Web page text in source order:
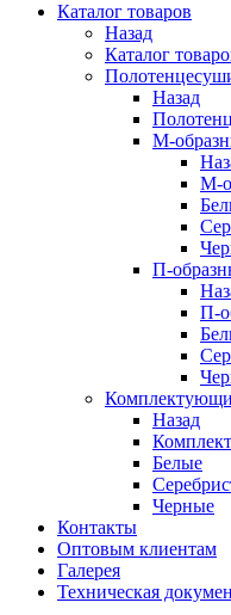
Каталог товаров
Назад
Каталог
Назад
М-
М-
П-
П-
Назад
Белые
Черные
Контакты
Оптовым клиентам
Галерея
Техническая